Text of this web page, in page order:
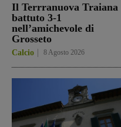
Il Terrranuova Traiana
battuto 3-1
nell’amichevole di
Grosseto
Calcio 8 Agosto 2026